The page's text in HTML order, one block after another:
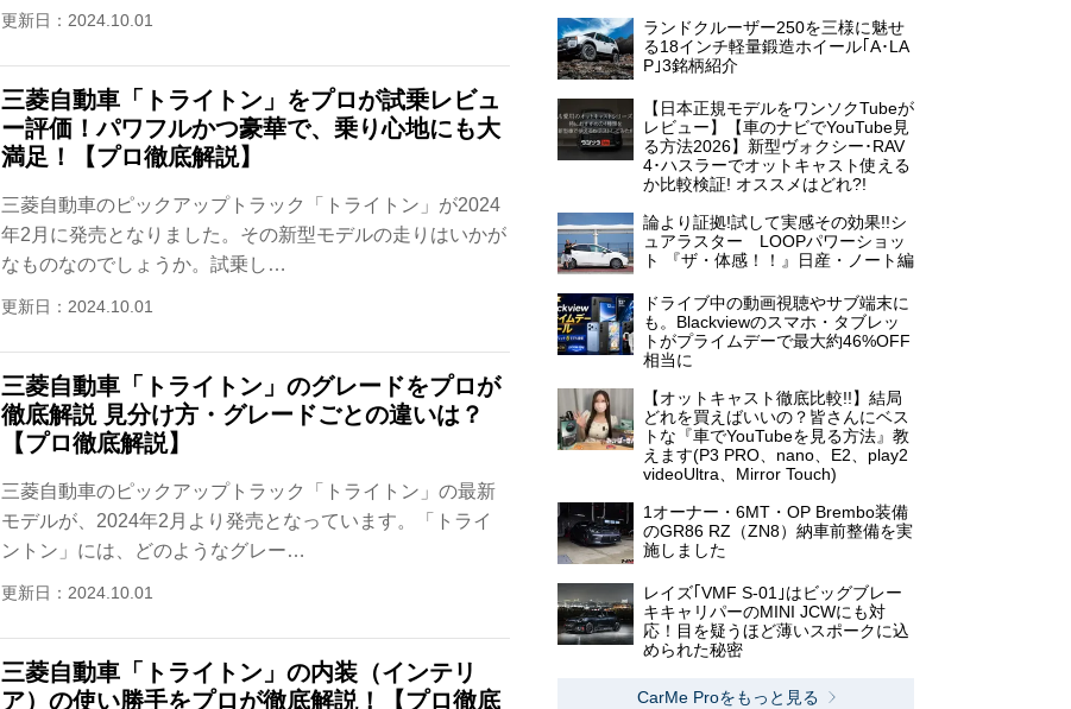
更新日：2024.10.01
三菱自動車「トライトン」をプロが試乗レビュ
ー評価！パワフルかつ豪華で、乗り心地にも大
満足！【プロ徹底解説】
三菱自動車のピックアップトラック「トライトン」が2024
年2月に発売となりました。その新型モデルの走りはいかが
なものなのでしょうか。試乗し…
更新日：2024.10.01
三菱自動車「トライトン」のグレードをプロが
徹底解説 見分け方・グレードごとの違いは？
【プロ徹底解説】
三菱自動車のピックアップトラック「トライトン」の最新
モデルが、2024年2月より発売となっています。「トライ
ントン」には、どのようなグレー…
更新日：2024.10.01
三菱自動車「トライトン」の内装（インテリ
ア）の使い勝手をプロが徹底解説！【プロ徹底
ランドクルーザー250を三様に魅せ
る18インチ軽量鍛造ホイール｢A･LA
P｣3銘柄紹介
【日本正規モデルをワンソクTubeが
レビュー】【車のナビでYouTube見
る方法2026】新型ヴォクシー･RAV
4･ハスラーでオットキャスト使える
か比較検証! オススメはどれ?!
論より証拠!試して実感その効果!!シ
ュアラスター LOOPパワーショッ
ト 『ザ・体感！！』日産・ノート編
ドライブ中の動画視聴やサブ端末に
も。Blackviewのスマホ・タブレッ
トがプライムデーで最大約46%OFF
相当に
【オットキャスト徹底比較!!】結局
どれを買えばいいの？皆さんにベス
トな『車でYouTubeを見る方法』教
えます(P3 PRO、nano、E2、play2
videoUltra、Mirror Touch)
1オーナー・6MT・OP Brembo装備
のGR86 RZ（ZN8）納車前整備を実
施しました
レイズ｢VMF S-01｣はビッグブレー
キキャリパーのMINI JCWにも対
応！目を疑うほど薄いスポークに込
められた秘密
CarMe Proをもっと見る